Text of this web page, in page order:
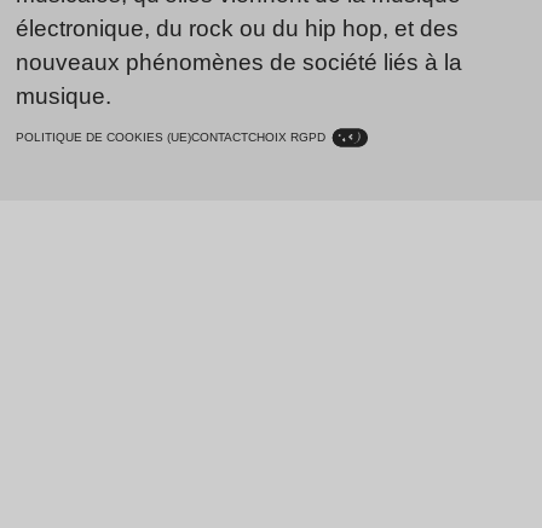
électronique, du rock ou du hip hop, et des
nouveaux phénomènes de société liés à la
musique.
POLITIQUE DE COOKIES (UE)CONTACTCHOIX RGPD